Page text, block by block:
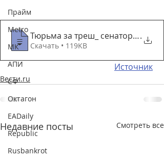
Прайм
Metro
МК
АПИ
СФ
Октагон
EADaily
Republic
Rusbankrot
Тюрьма за треш_ сенаторы .
Скачать • 119KB
Источник
Вести.ru
Недавние посты Смотреть все